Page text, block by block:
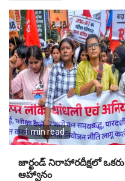
1 min read
జార్ఖండ్ నిరాహారదీక్షలో ఒకరు
ఆహ్వానం